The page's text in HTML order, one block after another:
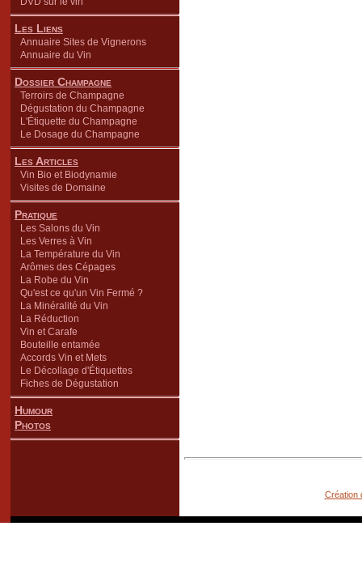
Les Liens
Annuaire Sites de Vignerons
Annuaire du Vin
Dossier Champagne
Terroirs de Champagne
Dégustation du Champagne
L'Étiquette du Champagne
Le Dosage du Champagne
Les Articles
Vin Bio et Biodynamie
Visites de Domaine
Pratique
Les Salons du Vin
Les Verres à Vin
La Température du Vin
Arômes des Cépages
La Robe du Vin
Qu'est ce qu'un Vin Fermé ?
La Minéralité du Vin
La Réduction
Vin et Carafe
Bouteille entamée
Accords Vin et Mets
Le Décollage d'Étiquettes
Fiches de Dégustation
Humour
Photos
Création